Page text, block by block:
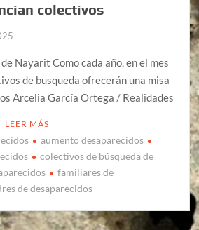
colectivos
Nayarit Como cada año, en el mes
de busqueda ofrecerán una misa
Arcelia García Ortega / Realidades
LEER MÁS
aumento desaparecidos
colectivos de búsqueda de
familiares de
de desaparecidos